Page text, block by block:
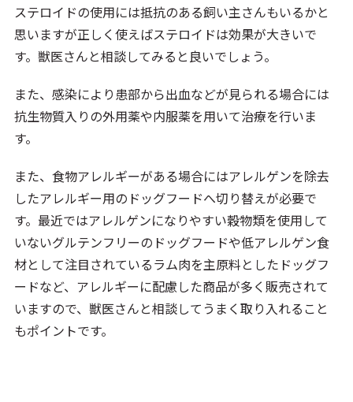
ステロイドの使用には抵抗のある飼い主さんもいるかと
思いますが正しく使えばステロイドは効果が大きいで
す。獣医さんと相談してみると良いでしょう。
また、感染により患部から出血などが見られる場合には
抗生物質入りの外用薬や内服薬を用いて治療を行いま
す。
また、食物アレルギーがある場合にはアレルゲンを除去
したアレルギー用のドッグフードへ切り替えが必要で
す。最近ではアレルゲンになりやすい穀物類を使用して
いないグルテンフリーのドッグフードや低アレルゲン食
材として注目されているラム肉を主原料としたドッグフ
ードなど、アレルギーに配慮した商品が多く販売されて
いますので、獣医さんと相談してうまく取り入れること
もポイントです。